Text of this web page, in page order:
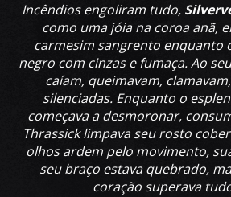
Incêndios engoliram tudo,
como uma jóia na coroa anã,
carmesim sangrento enquanto
negro com cinzas e fumaça. Ao
caíam, queimavam,
silenciadas. Enquanto o
começava a desmoronar,
Thrassick limpava seu rosto
olhos ardem pelo movimento,
seu braço estava quebrado,
coração superava